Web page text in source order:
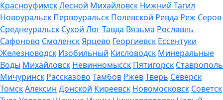
КрасноуфимскЛесной Михайловск Нижний Тагил
Новоуральск Первоуральск Полевской Ревда Реж Серов
Среднеуральск Сухой ЛогТавда Вязьма Рославль
Сафоново СмоленскЯрцево Георгиевск Ессентуки
Железноводск Изобильный Кисловодск Минеральные
Воды Михайловск Невинномысск Пятигорск Ставрополь
Мичуринск Рассказово Тамбов РжевТверь Северск
ТомскАлексин Донской Киреевск Новомосковск Советск